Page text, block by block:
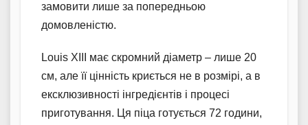
замовити лише за попередньою
домовленістю.
Louis XIII має скромний діаметр – лише 20
см, але її цінність криється не в розмірі, а в
ексклюзивності інгредієнтів і процесі
приготування. Ця піца готується 72 години,